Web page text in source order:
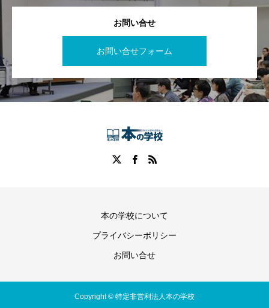
お問い合せ
お問い合せフォーム
本の学校について
プライバシーポリシー
お問い合せ
Copyright © 特定非営利法人本の学校